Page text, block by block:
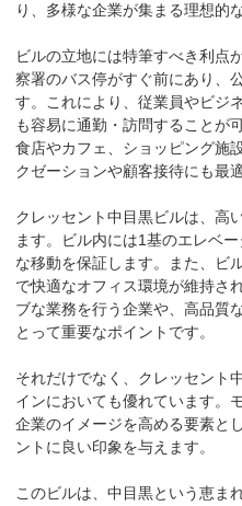
り、多様な企業が集まる理想的
ビルの立地には特筆すべき利点
察署のバス停がすぐ前にあり、
す。これにより、従業員やビジ
も容易に通勤・訪問することが
食店やカフェ、ショッピング施
クゼーションや顧客接待にも最
クレッセント中目黒ビルは、高
ます。ビル内には1基のエレベ
な移動を保証します。また、ビ
で快適なオフィス環境が維持さ
ブな業務を行う企業や、高品質
とって重要なポイントです。
それだけでなく、クレッセント
インにおいても優れています。
企業のイメージを高める要素と
ントに良い印象を与えます。
このビルは、中目黒という恵ま